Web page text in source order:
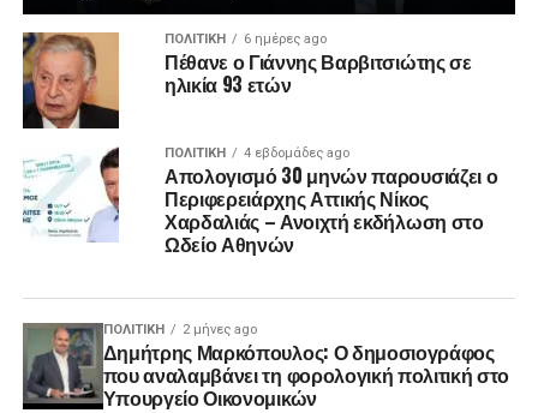
ΠΟΛΙΤΙΚΉ 6 ημέρες ago
Πέθανε ο Γιάννης Βαρβιτσιώτης σε
ηλικία 93 ετών
ΠΟΛΙΤΙΚΉ 4 εβδομάδες ago
Απολογισμό 30 μηνών παρουσιάζει ο
Περιφερειάρχης Αττικής Νίκος
Χαρδαλιάς – Ανοιχτή εκδήλωση στο
Ωδείο Αθηνών
ΠΟΛΙΤΙΚΉ 2 μήνες ago
Δημήτρης Μαρκόπουλος: Ο δημοσιογράφος
που αναλαμβάνει τη φορολογική πολιτική στο
Υπουργείο Οικονομικών